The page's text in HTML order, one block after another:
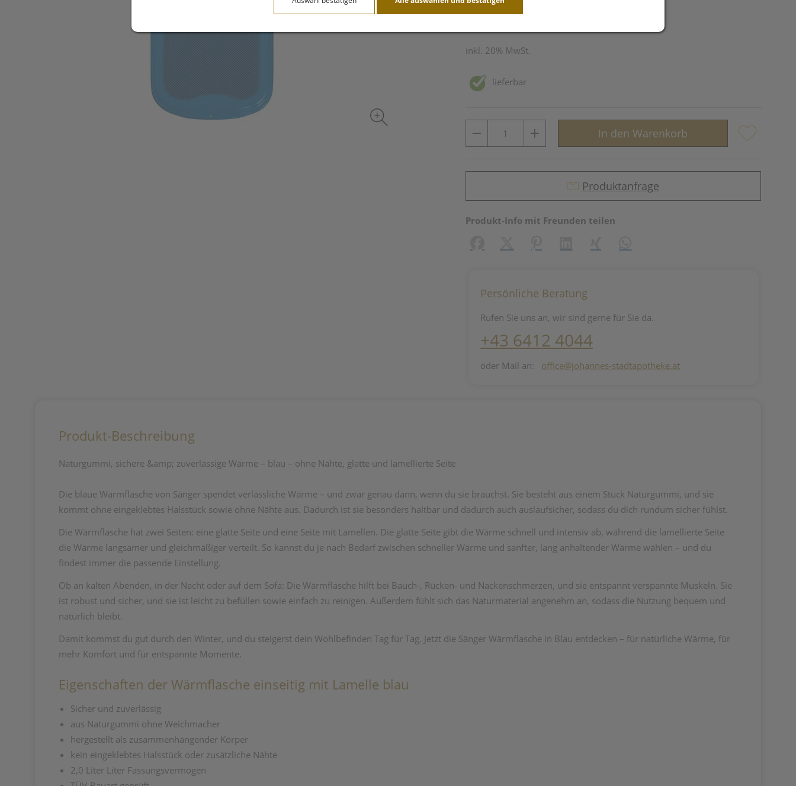
inkl. 20% MwSt.
lieferbar
In den Warenkorb
Produktanfrage
Produkt-Info mit Freunden teilen
Persönliche Beratung
Rufen Sie uns an, wir sind gerne für Sie da.
+43 6412 4044
oder Mail an: office@johannes-stadtapotheke.at
Produkt-Beschreibung
Naturgummi, sichere &amp; zuverlässige Wärme – blau – ohne Nähte, glatte und lamellierte Seite
Die blaue Wärmflasche von Sänger spendet verlässliche Wärme – und zwar genau dann, wenn du sie brauchst. Sie besteht aus einem Stück Naturgummi, und sie
kommt ohne eingeklebtes Halsstück sowie ohne Nähte aus. Dadurch ist sie besonders haltbar und dadurch auch auslaufsicher, sodass du dich rundum sicher fühlst.
Die Wärmflasche hat zwei Seiten: eine glatte Seite und eine Seite mit Lamellen. Die glatte Seite gibt die Wärme schnell und intensiv ab, während die lamellierte Seite
die Wärme langsamer und gleichmäßiger verteilt. So kannst du je nach Bedarf zwischen schneller Wärme und sanfter, lang anhaltender Wärme wählen – und du
findest immer die passende Einstellung.
Ob an kalten Abenden, in der Nacht oder auf dem Sofa: Die Wärmflasche hilft bei Bauch-, Rücken- und Nackenschmerzen, und sie entspannt verspannte Muskeln. Sie
ist robust und sicher, und sie ist leicht zu befüllen sowie einfach zu reinigen. Außerdem fühlt sich das Naturmaterial angenehm an, sodass die Nutzung bequem und
natürlich bleibt.
Damit kommst du gut durch den Winter, und du steigerst dein Wohlbefinden Tag für Tag. Jetzt die Sänger Wärmflasche in Blau entdecken – für natürliche Wärme, für
mehr Komfort und für entspannte Momente.
Eigenschaften der Wärmflasche einseitig mit Lamelle blau
Sicher und zuverlässig
aus Naturgummi ohne Weichmacher
hergestellt als zusammenhängender Körper
kein eingeklebtes Halsstück oder zusätzliche Nähte
2,0 Liter Liter Fassungsvermögen